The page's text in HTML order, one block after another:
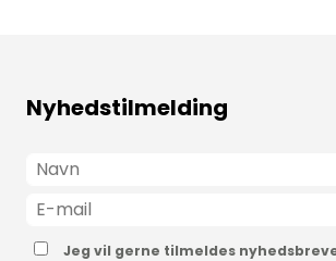
Nyhedstilmelding
Jeg vil gerne tilmeldes